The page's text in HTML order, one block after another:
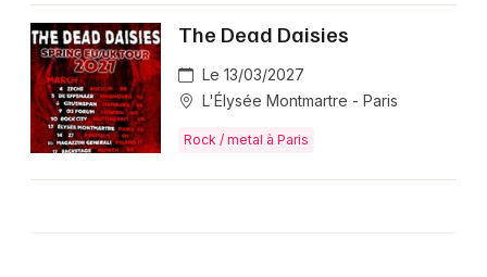
The Dead Daisies
Le 13/03/2027
L'Élysée Montmartre - Paris
Rock / metal à Paris